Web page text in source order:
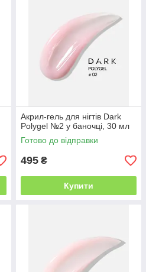
Aкрил-гель для нігтів Dark
Polygel №2 у баночці, 30 мл
Готово до відправки
495 ₴
Купити